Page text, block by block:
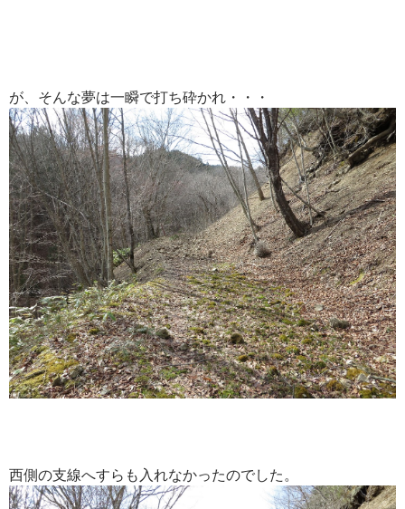
が、そんな夢は一瞬で打ち砕かれ・・・
西側の支線へすらも入れなかったのでした。